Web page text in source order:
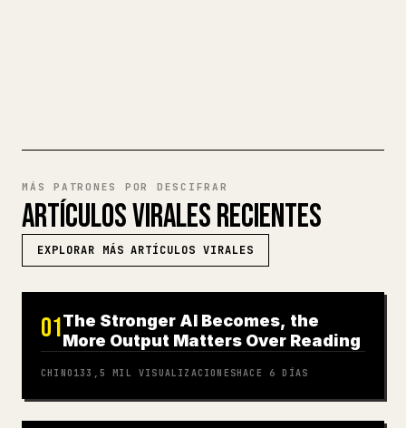
MÁS PATRONES POR DESCIFRAR
ARTÍCULOS VIRALES RECIENTES
EXPLORAR MÁS ARTÍCULOS VIRALES
01The Stronger AI Becomes, the
More Output Matters Over Reading
CHINO 133,5 MIL VISUALIZACIONESHACE 6 DÍAS